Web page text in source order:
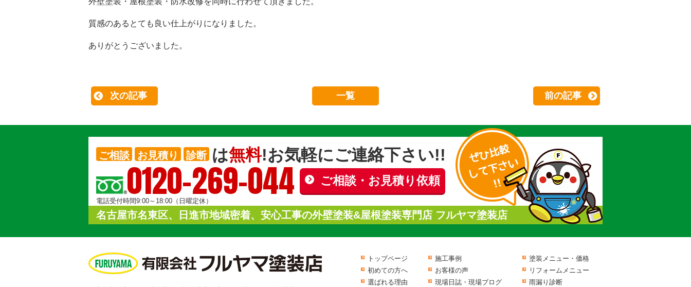
質感のあるとても良い仕上がりになりました。
ありがとうございました。
次の記事 一覧 前の記事
ご相談 お見積り 診断 は無料!お気軽にご連絡下さい!!
0120-269-044
電話受付時間9:00～18:00（日曜定休）
ご相談・お見積り依頼
名古屋市名東区、日進市地域密着、安心工事の外壁塗装&屋根塗装専門店 フルヤマ塗装店
トップページ
初めての方へ
選ばれる理由
施工事例
お客様の声
現場日誌・現場ブログ
塗装メニュー・価格
リフォームメニュー
雨漏り診断